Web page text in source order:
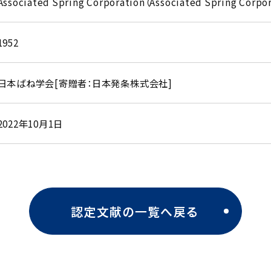
本ばね学会[寄贈者：日本発条株式会社]
年10月1日
認定文献の一覧へ戻る